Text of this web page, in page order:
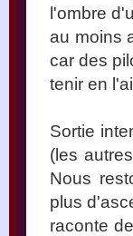
l'ombre
au moins
car des
tenir en
Sortie
(les
Nous
plus
raconte